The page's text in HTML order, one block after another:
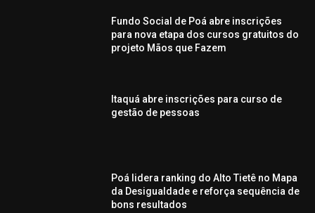
Fundo Social de Poá abre inscrições
para nova etapa dos cursos gratuitos do
projeto Mãos que Fazem
Itaquá abre inscrições para curso de
gestão de pessoas
Poá lidera ranking do Alto Tietê no Mapa
da Desigualdade e reforça sequência de
bons resultados